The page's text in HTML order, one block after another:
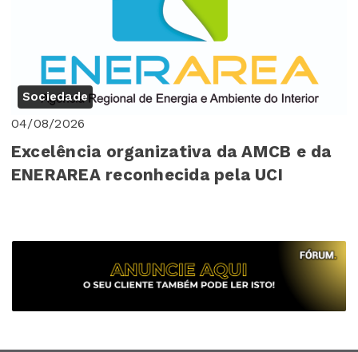
Sociedade
04/08/2026
Excelência organizativa da AMCB e da
ENERAREA reconhecida pela UCI